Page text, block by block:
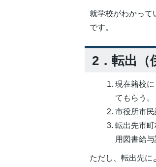
就学校がわかって
です。
2．転出（
現在籍校
てもらう。
市役所市
転出先市
用図書給与
ただし、転出先に